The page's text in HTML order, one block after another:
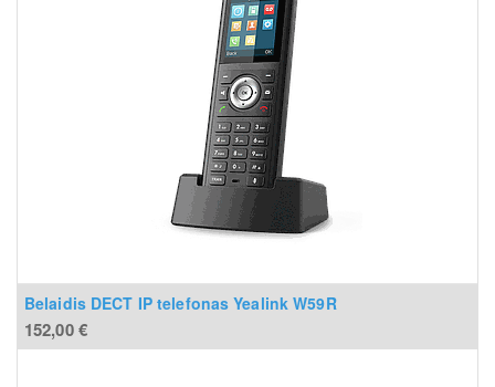
Belaidis DECT IP telefonas Yealink W59R
152,00€